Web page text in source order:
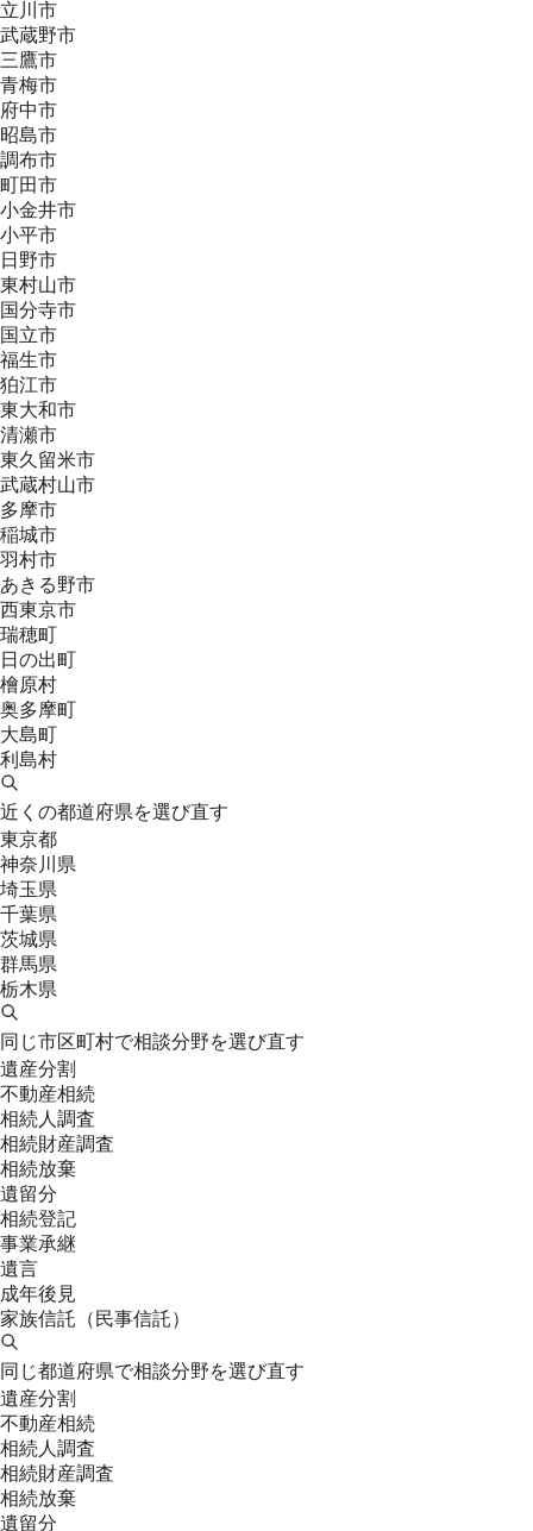
立川市
武蔵野市
三鷹市
青梅市
府中市
昭島市
調布市
町田市
小金井市
小平市
日野市
東村山市
国分寺市
国立市
福生市
狛江市
東大和市
清瀬市
東久留米市
武蔵村山市
多摩市
稲城市
羽村市
あきる野市
西東京市
瑞穂町
日の出町
檜原村
奥多摩町
大島町
利島村
近くの都道府県を選び直す
東京都
神奈川県
埼玉県
千葉県
茨城県
群馬県
栃木県
同じ市区町村で相談分野を選び直す
遺産分割
不動産相続
相続人調査
相続財産調査
相続放棄
遺留分
相続登記
事業承継
遺言
成年後見
家族信託（民事信託）
同じ都道府県で相談分野を選び直す
遺産分割
不動産相続
相続人調査
相続財産調査
相続放棄
遺留分